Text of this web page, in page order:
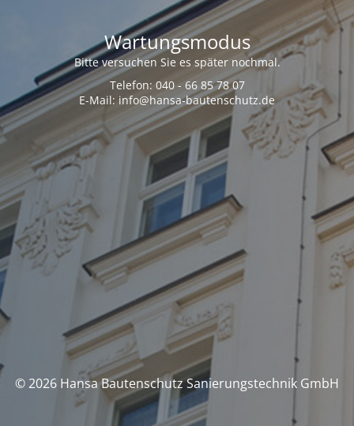
Wartungsmodus
Bitte versuchen Sie es später nochmal.
Telefon: 040 - 66 85 78 07
E-Mail: info@hansa-bautenschutz.de
© 2026 Hansa Bautenschutz Sanierungstechnik GmbH